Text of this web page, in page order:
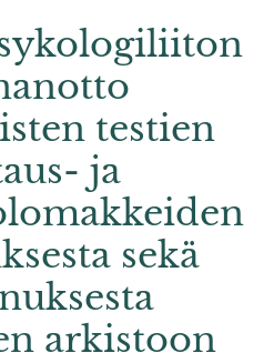
testien
ja
sekä
arkistoon